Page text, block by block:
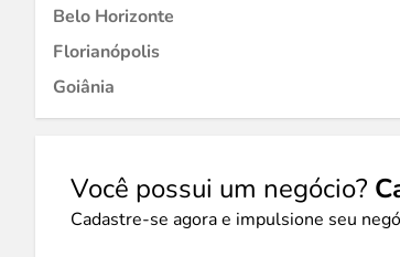
Belo Horizonte
Florianópolis
Goiânia
Você possui um negócio?
Cadastre-se agora e impulsione seu